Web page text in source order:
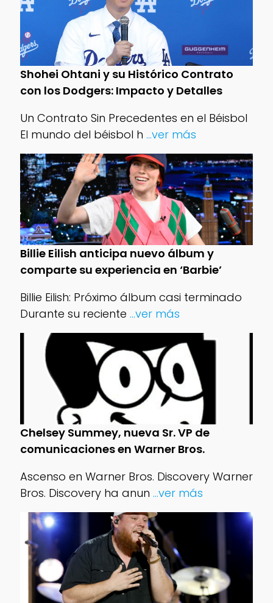
Shohei Ohtani y su Histórico Contrato
con los Dodgers: Impacto y Detalles
Un Contrato Sin Precedentes en el Béisbol
El mundo del béisbol h ...ver más
Billie Eilish anticipa nuevo álbum y
comparte su experiencia en ‘Barbie’
Billie Eilish: Próximo álbum casi terminado
Durante su reciente ...ver más
Chelsey Summey, nueva Sr. VP de
comunicaciones en Warner Bros.
Ascenso en Warner Bros. Discovery Warner
Bros. Discovery ha anun ...ver más